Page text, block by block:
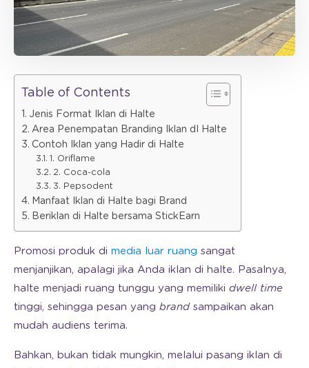
Table of Contents
Jenis Format Iklan di Halte
Area Penempatan Branding Iklan dI Halte
Contoh Iklan yang Hadir di Halte
1. Oriflame
2. Coca-cola
3. Pepsodent
Manfaat Iklan di Halte bagi Brand
Beriklan di Halte bersama StickEarn
Promosi produk di media luar ruang sangat
menjanjikan, apalagi jika Anda iklan di halte. Pasalnya,
halte menjadi ruang tunggu yang memiliki dwell time
tinggi, sehingga pesan yang brand sampaikan akan
mudah audiens terima.
Bahkan, bukan tidak mungkin, melalui pasang iklan di